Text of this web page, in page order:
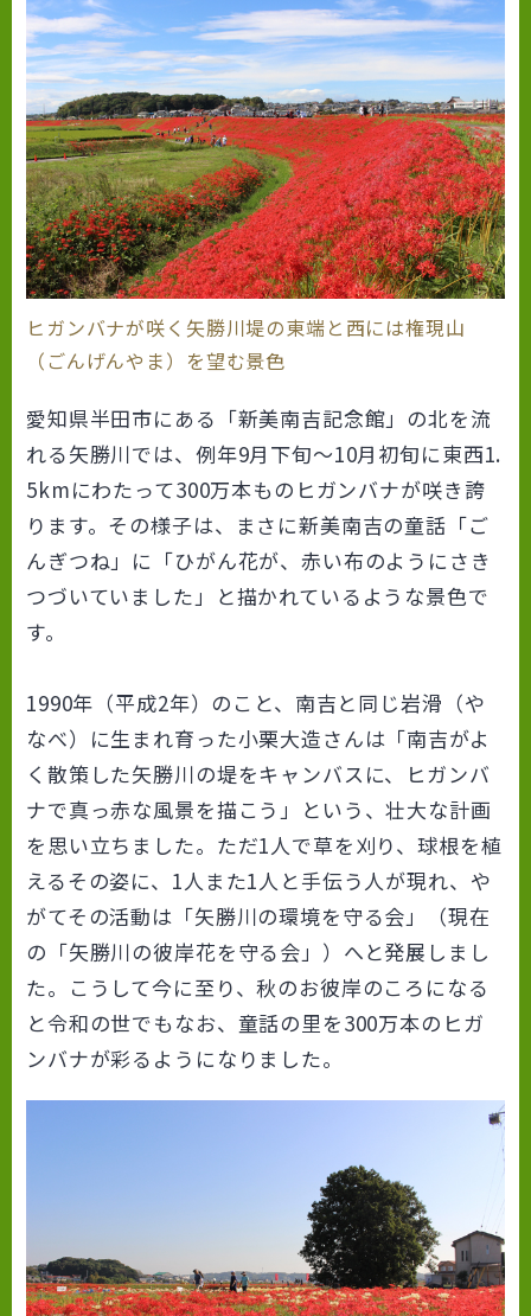
ヒガンバナが咲く矢勝川堤の東端と西には権現山
（ごんげんやま）を望む景色
愛知県半田市にある「新美南吉記念館」の北を流
れる矢勝川では、例年9月下旬～10月初旬に東西1.
5kmにわたって300万本ものヒガンバナが咲き誇
ります。その様子は、まさに新美南吉の童話「ご
んぎつね」に「ひがん花が、赤い布のようにさき
つづいていました」と描かれているような景色で
す。
1990年（平成2年）のこと、南吉と同じ岩滑（や
なべ）に生まれ育った小栗大造さんは「南吉がよ
く散策した矢勝川の堤をキャンバスに、ヒガンバ
ナで真っ赤な風景を描こう」という、壮大な計画
を思い立ちました。ただ1人で草を刈り、球根を植
えるその姿に、1人また1人と手伝う人が現れ、や
がてその活動は「矢勝川の環境を守る会」（現在
の「矢勝川の彼岸花を守る会」）へと発展しまし
た。こうして今に至り、秋のお彼岸のころになる
と令和の世でもなお、童話の里を300万本のヒガ
ンバナが彩るようになりました。